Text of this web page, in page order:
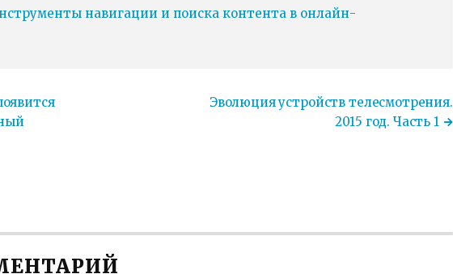
навигации и поиска контента в онлайн-
Эволюция устройств телесмотрения.
2015 год. Часть 1